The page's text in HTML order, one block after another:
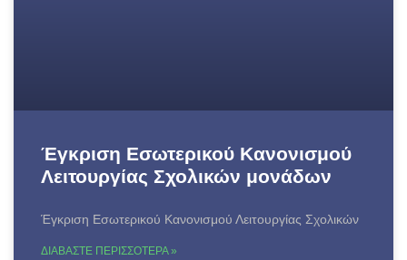
Έγκριση Εσωτερικού Κανονισμού
Λειτουργίας Σχολικών μονάδων
Έγκριση Εσωτερικού Κανονισμού Λειτουργίας Σχολικών
ΔΙΑΒΑΣΤΕ ΠΕΡΙΣΣΟΤΕΡΑ »